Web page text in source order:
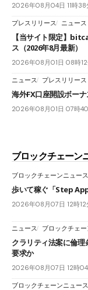
2026年08月04日 11時38
プレスリリース ニュース
【当サイト限定】
ス（2026年8月最新）
2026年08月01日 08時
ニュース プレスリリース
海外FX口座開設ボー
2026年08月01日 07時
ブロックチェーン
ブロックチェーンニュース
歩いて稼ぐ「Step
2026年08月07日 12時12
ニュース ブロックチェ
クラリティ法案に倫理
要求か
2026年08月07日 12時
ブロックチェーンニュース